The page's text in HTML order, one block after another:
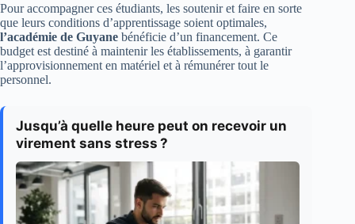
Pour accompagner ces étudiants, les soutenir et faire en sorte
que leurs conditions d’apprentissage soient optimales,
l’académie de Guyane bénéficie d’un financement. Ce
budget est destiné à maintenir les établissements, à garantir
l’approvisionnement en matériel et à rémunérer tout le
personnel.
Jusqu’à quelle heure peut on recevoir un
virement sans stress ?